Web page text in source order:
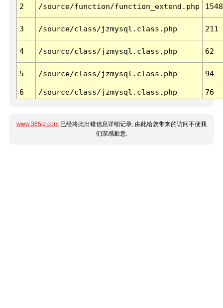
2 /source/function/function_extend.php 1548
3 /source/class/jzmysql.class.php 211
4 /source/class/jzmysql.class.php 62
5 /source/class/jzmysql.class.php 94
6 /source/class/jzmysql.class.php 76
www.365jz.com 已经将此出错信息详细记录, 由此给您带来的访问不便我
们深感歉意.